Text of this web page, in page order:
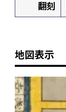
翻刻
地図表示
+
-